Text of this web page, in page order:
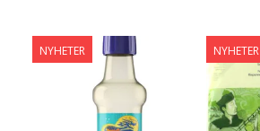
NYHETER NYHETER